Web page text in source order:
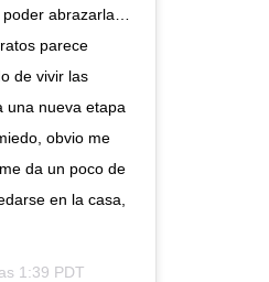
abrazarla…
parece
de vivir las
una nueva etapa
obvio me
da un poco de
en la casa,
1:39 PDT